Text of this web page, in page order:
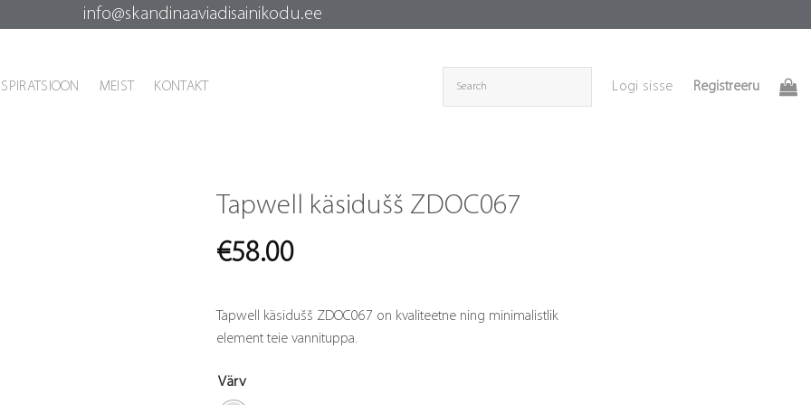
info@skandinaaviadisainikodu.ee
MEIST KONTAKT Logi sisse Registreeru
Tapwell käsidušš ZDOC067
€58.00
Tapwell käsidušš ZDOC067 on kvaliteetne ning minimalistlik
element teie vannituppa.
Värv